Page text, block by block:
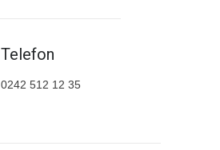
Telefon
0242 512 12 35